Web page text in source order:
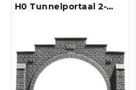
H0 Tunnelportaal 2-